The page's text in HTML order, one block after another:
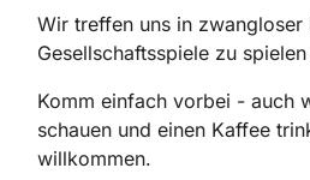
Wir treffen uns in zwangloser
Gesellschaftsspiele zu
Komm einfach vorbei - auch
schauen und einen Kaffee
willkommen.